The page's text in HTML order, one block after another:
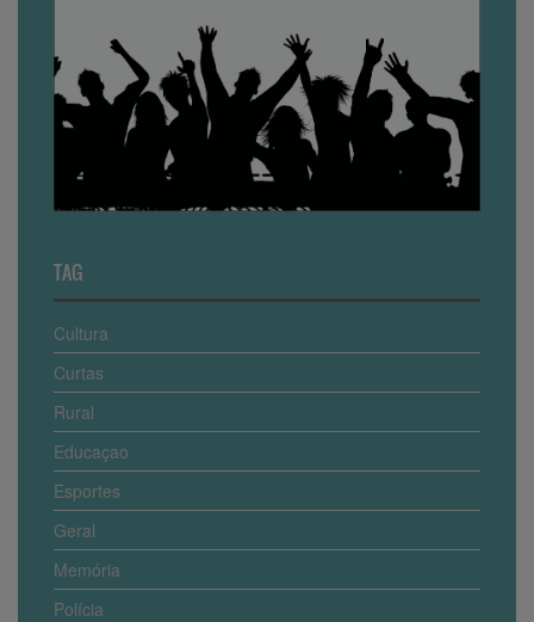
TAG
Cultura
Curtas
Rural
Educaçao
Esportes
Geral
Memória
Polícia